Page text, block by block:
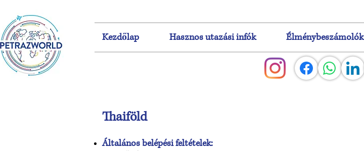
Kezdőlap Hasznos utazási infók Élménybeszámolók
Thaiföld
Általános belépési feltételek: